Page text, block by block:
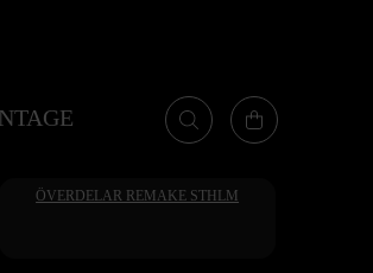
ÖVERDELAR REMAKE STHLM